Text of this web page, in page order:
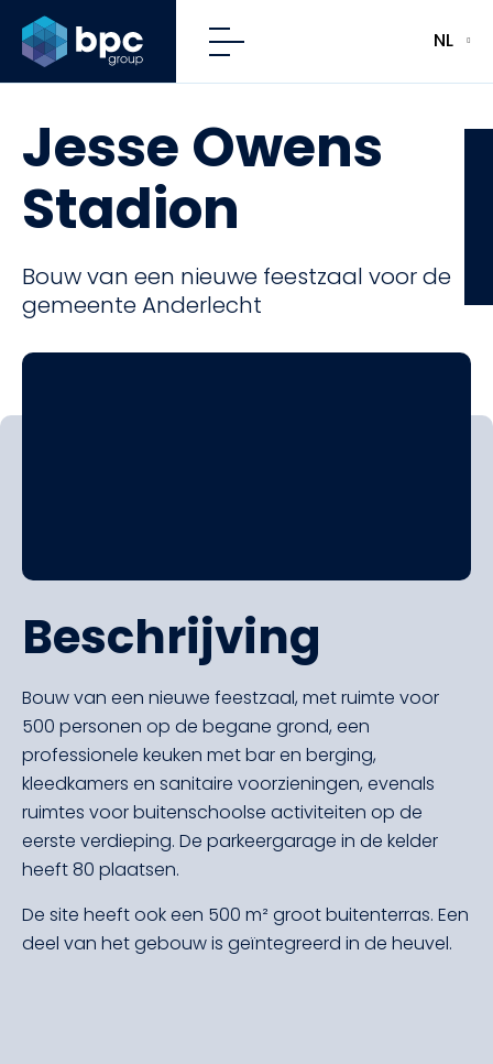
NL
Jesse Owens
Stadion
Bouw van een nieuwe feestzaal voor de
gemeente Anderlecht
Beschrijving
Bouw van een nieuwe feestzaal, met ruimte voor
500 personen op de begane grond, een
professionele keuken met bar en berging,
kleedkamers en sanitaire voorzieningen, evenals
ruimtes voor buitenschoolse activiteiten op de
eerste verdieping. De parkeergarage in de kelder
heeft 80 plaatsen.
De site heeft ook een 500 m² groot buitenterras. Een
deel van het gebouw is geïntegreerd in de heuvel.